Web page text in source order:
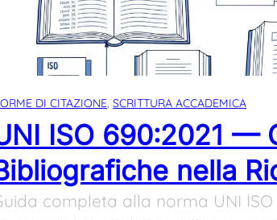
DI CITAZIONE, SCRITTURA ACCADEMICA
ISO 690:2021 —
nella
completa alla norma UNI ISO